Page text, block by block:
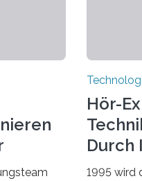
Hör-
Durch
1995 wird